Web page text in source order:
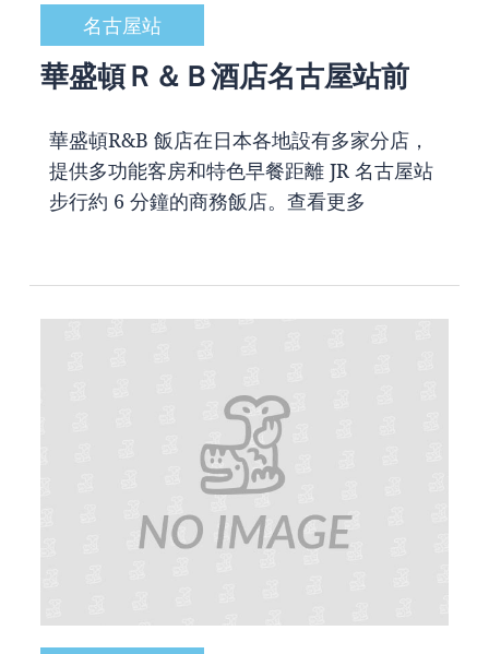
名古屋站
華盛頓Ｒ＆Ｂ酒店名古屋站前
華盛頓R&B 飯店在日本各地設有多家分店，
提供多功能客房和特色早餐距離 JR 名古屋站
步行約 6 分鐘的商務飯店。 查看更多